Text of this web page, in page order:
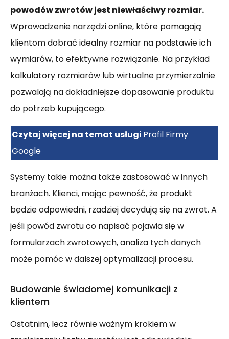
powodów zwrotów jest niewłaściwy rozmiar.
Wprowadzenie narzędzi online, które pomagają
klientom dobrać idealny rozmiar na podstawie ich
wymiarów, to efektywne rozwiązanie. Na przykład
kalkulatory rozmiarów lub wirtualne przymierzalnie
pozwalają na dokładniejsze dopasowanie produktu
do potrzeb kupującego.
Czytaj więcej na temat usługi Profil Firmy
Google
Systemy takie można także zastosować w innych
branżach. Klienci, mając pewność, że produkt
będzie odpowiedni, rzadziej decydują się na zwrot. A
jeśli powód zwrotu co napisać pojawia się w
formularzach zwrotowych, analiza tych danych
może pomóc w dalszej optymalizacji procesu.
Budowanie świadomej komunikacji z
klientem
Ostatnim, lecz równie ważnym krokiem w